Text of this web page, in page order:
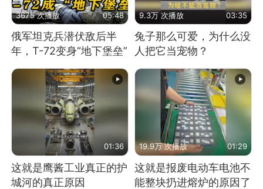
3675 次播放 05:48
俄军坦克兵潜伏敌后半
年，T-72变身“地下堡垒”
9.3万 次播放 03:35
兔子那么可爱，为什么没
人把它当宠物？
01:36
这就是鹰酱工业真正的护
城河的真正原因
19.9万 次播放 01:29
这就是报废电动车电池不
能整块扔进熔炉的原因了